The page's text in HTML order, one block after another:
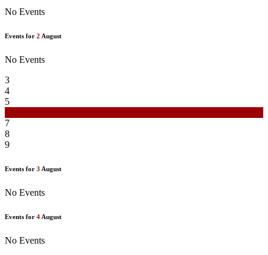
No Events
Events for 2 August
No Events
3
4
5
7
8
9
Events for 3 August
No Events
Events for 4 August
No Events